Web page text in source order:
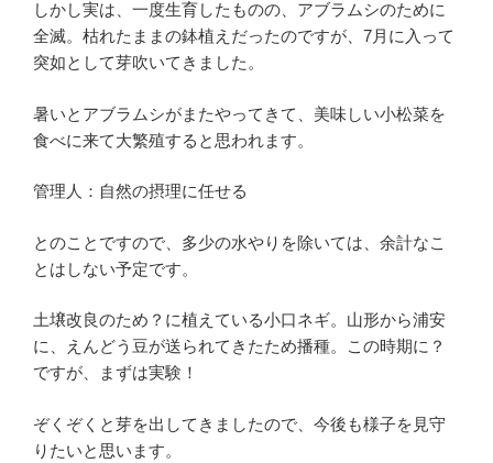
しかし実は、一度生育したものの、アブラムシのために
全滅。枯れたままの鉢植えだったのですが、7月に入って
突如として芽吹いてきました。
暑いとアブラムシがまたやってきて、美味しい小松菜を
食べに来て大繁殖すると思われます。
管理人：自然の摂理に任せる
とのことですので、多少の水やりを除いては、余計なこ
とはしない予定です。
土壌改良のため？に植えている小口ネギ。山形から浦安
に、えんどう豆が送られてきたため播種。この時期に？
ですが、まずは実験！
ぞくぞくと芽を出してきましたので、今後も様子を見守
りたいと思います。